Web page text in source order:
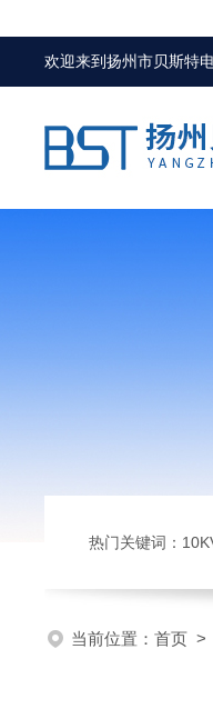
欢迎来到扬州市贝斯特
热门关键词：
当前位置： 首页 >